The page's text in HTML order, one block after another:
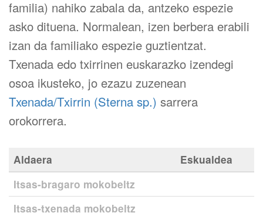
familia) nahiko zabala da, antzeko espezie
asko dituena. Normalean, izen berbera erabili
izan da familiako espezie guztientzat.
Txenada edo txirrinen euskarazko izendegi
osoa ikusteko, jo ezazu zuzenean
Txenada/Txirrin (Sterna sp.) sarrera
orokorrera.
Aldaera
Eskualdea
Itsas-bragaro mokobeltz
Itsas-txenada mokobeltz